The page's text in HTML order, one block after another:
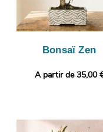
Bonsaï Zen
A partir de 35,00